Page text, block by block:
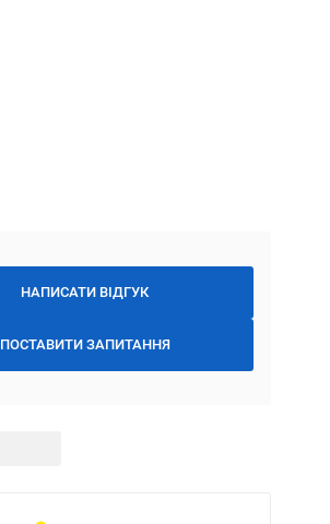
НАПИСАТИ ВІДГУК
ПОСТАВИТИ ЗАПИТАННЯ